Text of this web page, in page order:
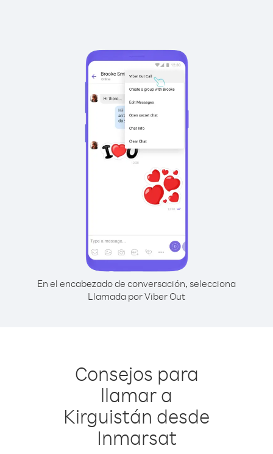
En el encabezado de conversación, selecciona
Llamada por Viber Out
Consejos para
llamar a
Kirguistán desde
Inmarsat